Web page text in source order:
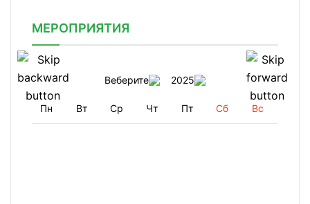
МЕРОПРИЯТИЯ
Веберите 2025
Пн Вт Ср Чт Пт Сб Вс